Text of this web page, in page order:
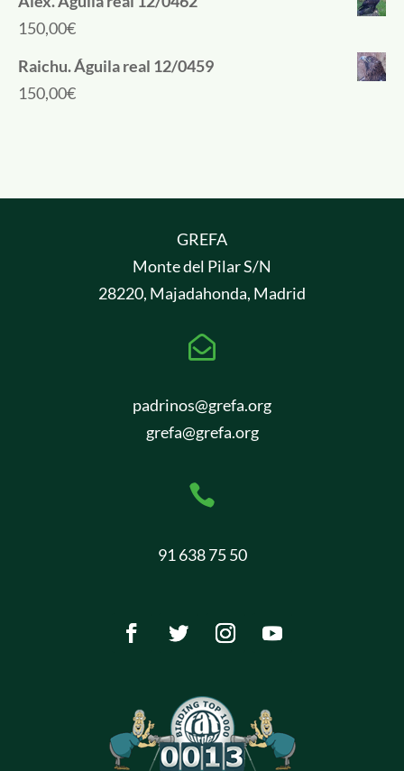
150,00€
Raichu. Águila real 12/0459
150,00€
GREFA
Monte del Pilar S/N
28220, Majadahonda, Madrid

padrinos@grefa.org
grefa@grefa.org

91 638 75 50